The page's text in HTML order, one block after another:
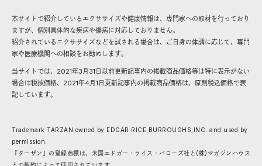
本サイトで紹介しているエクササイズや健康情報は、専門家への取材を行っており
ますが、個別具体的な疾病や傷病に対応しておりません。
紹介されているエクササイズなどを試される場合は、ご自身の体調に応じて、専門
家や医療機関への相談をお勧めします。
当サイトでは、2021年3月31日以前更新記事内の掲載商品価格等は特に表示がない
場合は税抜価格、2021年4月1日更新記事内の掲載商品価格は、原則税込価格で表
記しています。
Trademark TARZAN owned by EDGAR RICE BURROUGHS,INC. and used by
permission.
『ターザン』の登録商標は、米国エドガー・ライス・バローズ社と(株)マガジンハウス